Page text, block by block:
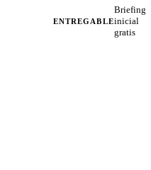
ENTREGABLE
Briefing
inicial
gratis